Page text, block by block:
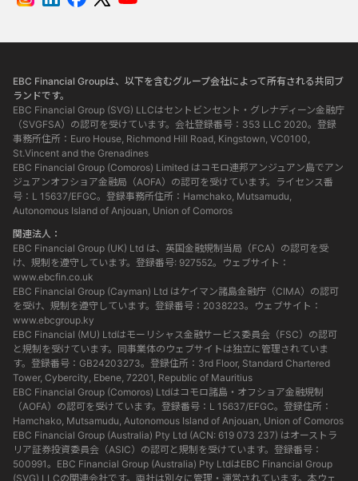
EBC Financial Groupは、以下を含むグループ会社によって所有される共同ブ
ランドです。
EBC Financial Group (SVG) LLCはセントビンセント・グレナディーン金融庁
（SVGFSA）の認可を受けています。会社登録番号：353 LLC 2020。登録
事務所住所：Euro House, Richmond Hill Road, Kingstown, VC0100,
St.Vincent and the Grenadines
EBC Financial Group (Comoros) Limited はコモロ連邦アンジュアン島でアン
ジュアンオフショア金融局（AOFA）の認可を受けています。ライセンス番
号：L 15637/EFGC。登録事務所住所：Hamchako, Mutsamudu,
Autonomous Island of Anjouan, Union of Comoros
関連法人：
EBC Financial Group (UK) Ltd は、英国金融規制当局（FCA）の認可を受
け、規制を遵守しています。登録番号: 927552。ウェブサイト：
www.ebcfin.co.uk
EBC Financial Group (Cayman) Ltd はケイマン諸島金融庁（CIMA）の認可
を受け、規制を遵守しています。登録番号：2038223。ウェブサイト：
www.ebcgroup.ky
EBC Financial (MU) Ltdはモーリシャス金融サービス委員会（FSC）の認可
と規制を受けています。同事業体のウェブサイトは独立に管理されていま
す。登録番号：GB24203273。登録住所：3rd Floor, Standard Chartered
Tower, Cybercity, Ebene, 72201, Republic of Mauritius
EBC Financial Group (Comoros) Ltdはコモロ諸島・オフショア金融規制
（AOFA）の認可を受けています。登録番号：L 15637/EFGC。登録住所：
Hamchako, Mutsamudu, Autonomous Island of Anjouan, Union of Comoros
EBC Financial Group (Australia) Pty Ltd (ACN: 619 073 237) はオーストラ
リア証券投資委員会（ASIC）の認可と規制を受けています。登録番号：
500991。EBC Financial Group (Australia) Pty LtdはEBC Financial Group
(SVG) LLCの関連会社です。両社は別々に管理・運営されています。本ウェ